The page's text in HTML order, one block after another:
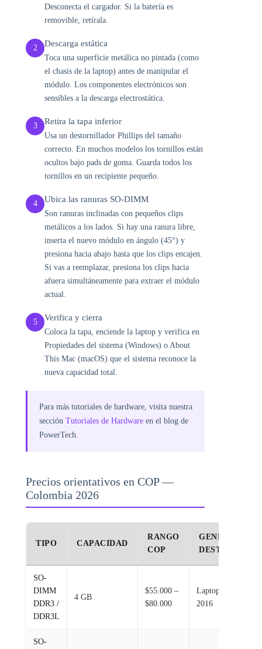
Desconecta el cargador. Si la batería es
removible, retírala.
2 Descarga estática
Toca una superficie metálica no pintada (como
el chasis de la laptop) antes de manipular el
módulo. Los componentes electrónicos son
sensibles a la descarga electrostática.
3 Retira la tapa inferior
Usa un destornillador Phillips del tamaño
correcto. En muchos modelos los tornillos están
ocultos bajo pads de goma. Guarda todos los
tornillos en un recipiente pequeño.
4 Ubica las ranuras SO-DIMM
Son ranuras inclinadas con pequeños clips
metálicos a los lados. Si hay una ranura libre,
inserta el nuevo módulo en ángulo (45°) y
presiona hacia abajo hasta que los clips encajen.
Si vas a reemplazar, presiona los clips hacia
afuera simultáneamente para extraer el módulo
actual.
5 Verifica y cierra
Coloca la tapa, enciende la laptop y verifica en
Propiedades del sistema (Windows) o About
This Mac (macOS) que el sistema reconoce la
nueva capacidad total.
Para más tutoriales de hardware, visita nuestra
sección Tutoriales de Hardware en el blog de
PowerTech.
Precios orientativos en COP —
Colombia 2026
TIPO CAPACIDAD
RANGO
COP
GENERACIÓN
DESTINO
SO-
DIMM
DDR3 /
DDR3L
4 GB
$55.000 –
$80.000
Laptops 2012–
2016
SO-